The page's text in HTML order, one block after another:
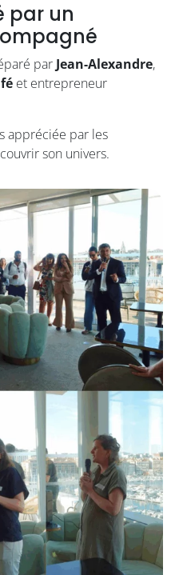
par un
par Jean-Alexandre,
et entrepreneur
appréciée par les
son univers.